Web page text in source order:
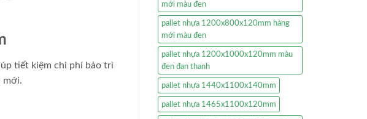
tiết kiệm chi phí bảo trì
mới.
mới màu đen
pallet nhựa 1200x800x120mm hàng
mới màu đen
pallet nhựa 1200x1000x120mm màu
đen đan thanh
pallet nhựa 1440x1100x140mm
pallet nhựa 1465x1100x120mm